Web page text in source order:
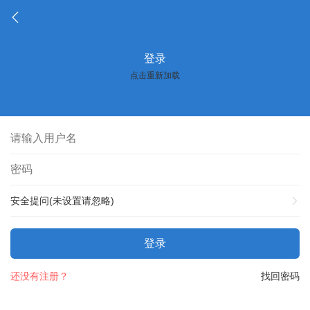
登录
点击重新加载
安全提问(未设置请忽略)
登录
找回密码
还没有注册？